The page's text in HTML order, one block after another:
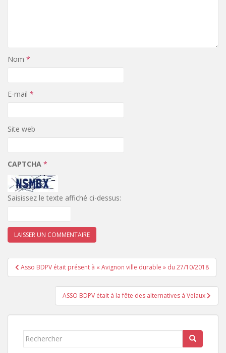
Nom *
E-mail *
Site web
CAPTCHA *
Saisissez le texte affiché ci-dessus:
Navigation
de
Asso BDPV était présent à « Avignon ville durable » du 27/10/2018
ASSO BDPV était à la fête des alternatives à Velaux
Rechercher...